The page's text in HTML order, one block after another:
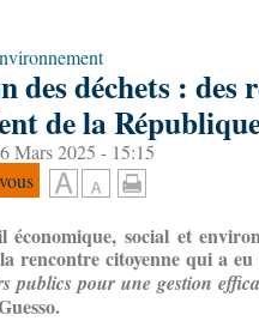
des déchets :
de la
Mars 2025 - 15:15
économique, social et
la rencontre citoyenne qui a
publics pour une gestion